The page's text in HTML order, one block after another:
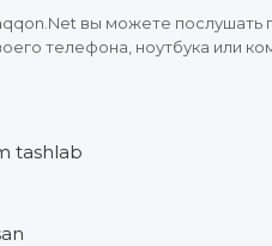
вы можете послушать
телефона, ноутбука или
tashlab